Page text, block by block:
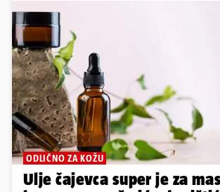
ODLIČNO ZA KOŽU
Ulje čajevca super je za